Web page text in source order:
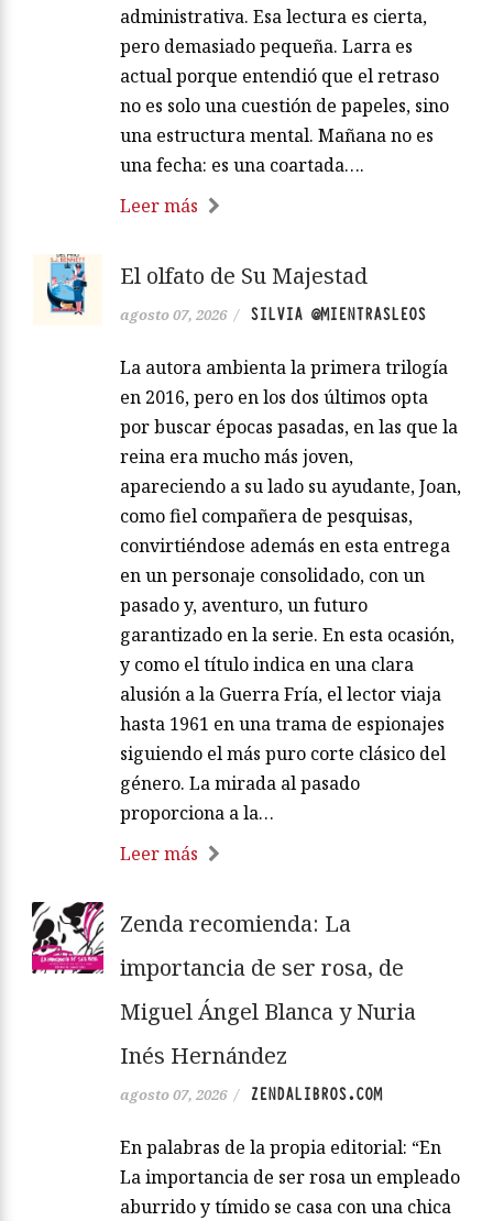
administrativa. Esa lectura es cierta,
pero demasiado pequeña. Larra es
actual porque entendió que el retraso
no es solo una cuestión de papeles, sino
una estructura mental. Mañana no es
una fecha: es una coartada….
Leer más
El olfato de Su Majestad
agosto 07, 2026 / SILVIA @MIENTRASLEOS
La autora ambienta la primera trilogía
en 2016, pero en los dos últimos opta
por buscar épocas pasadas, en las que la
reina era mucho más joven,
apareciendo a su lado su ayudante, Joan,
como fiel compañera de pesquisas,
convirtiéndose además en esta entrega
en un personaje consolidado, con un
pasado y, aventuro, un futuro
garantizado en la serie. En esta ocasión,
y como el título indica en una clara
alusión a la Guerra Fría, el lector viaja
hasta 1961 en una trama de espionajes
siguiendo el más puro corte clásico del
género. La mirada al pasado
proporciona a la…
Leer más
Zenda recomienda: La
importancia de ser rosa, de
Miguel Ángel Blanca y Nuria
Inés Hernández
agosto 07, 2026 / ZENDALIBROS.COM
En palabras de la propia editorial: “En
La importancia de ser rosa un empleado
aburrido y tímido se casa con una chica